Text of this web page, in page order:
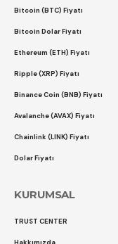
Bitcoin (BTC) Fiyatı
Bitcoin Dolar Fiyatı
Ethereum (ETH) Fiyatı
Ripple (XRP) Fiyatı
Binance Coin (BNB) Fiyatı
Avalanche (AVAX) Fiyatı
Chainlink (LINK) Fiyatı
Dolar Fiyatı
KURUMSAL
TRUST CENTER
Hakkımızda